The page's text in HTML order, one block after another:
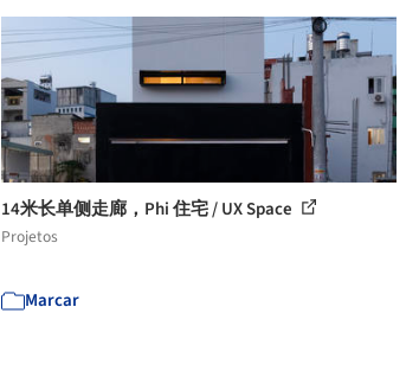
14米长单侧走廊，Phi 住宅 / UX Space
Projetos
Marcar